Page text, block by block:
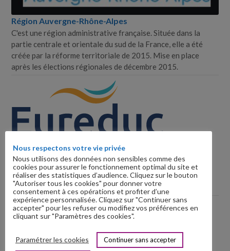
Région Auvergne-​Rhône-​Alpes
C'est une région administrative française. Située dans la
partie centrale et orientale du sud de la France, elle a été
créée par la réforme territoriale de 2015. Mise en place
après les élections régionales de décembre 2015.
EUREDUC
Dispositifs médicaux de pressothérapie et vacuothérapie
Site internet :https://www.eureduc.eu/
Nous respectons votre vie privée
Nous utilisons des données non sensibles comme des
cookies pour assurer le fonctionnement optimal du site et
réaliser des statistiques d’audience. Cliquez sur le bouton
"Autoriser tous les cookies" pour donner votre
consentement à ces opérations et profiter d’une
expérience personnalisée. Cliquez sur "Continuer sans
accepter" pour les refuser ou modifiez vos préférences en
cliquant sur "Paramètres des cookies".
Paramétrer les cookies Continuer sans accepter